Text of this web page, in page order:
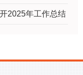
2025年工作总结